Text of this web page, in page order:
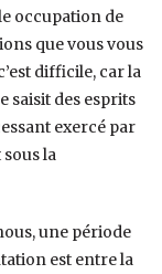
occupation de
que vous vous
difficile, car la
saisit des esprits
exercé par
la
une période
est entre la